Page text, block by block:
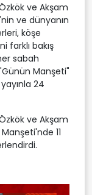
ve Akşam
ve dünyanın
köşe
farklı bakış
sabah
Manşeti"
24
ve Akşam
11